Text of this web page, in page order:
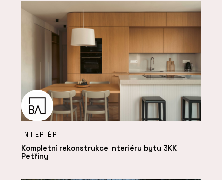
INTERIÉR
Kompletní rekonstrukce interiéru bytu 3KK
Petřiny